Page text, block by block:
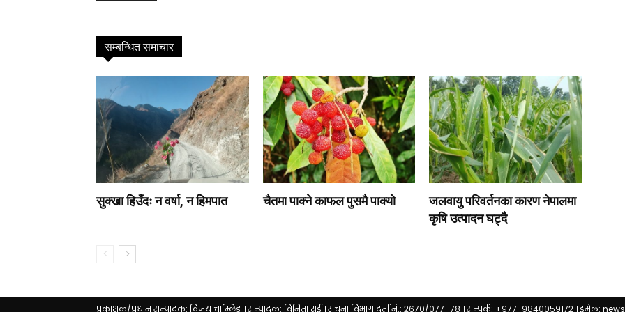
सम्बन्धित समाचार
सुक्खा हिउँदः न वर्षा, न हिमपात चैतमा पाक्ने काफल पुसमै पाक्याे
जलवायु परिवर्तनका कारण नेपालमा
कृषि उत्पादन घट्दै
प्रकाशक/प्रधान सम्पादक: विजय चाम्लिङ । सम्पादक: विनिता राई । सूचना विभाग दर्ता नं.: २६७०/०७७–७८ । सम्पर्क: +९७७-९८४००५९१७२ । इमेल: